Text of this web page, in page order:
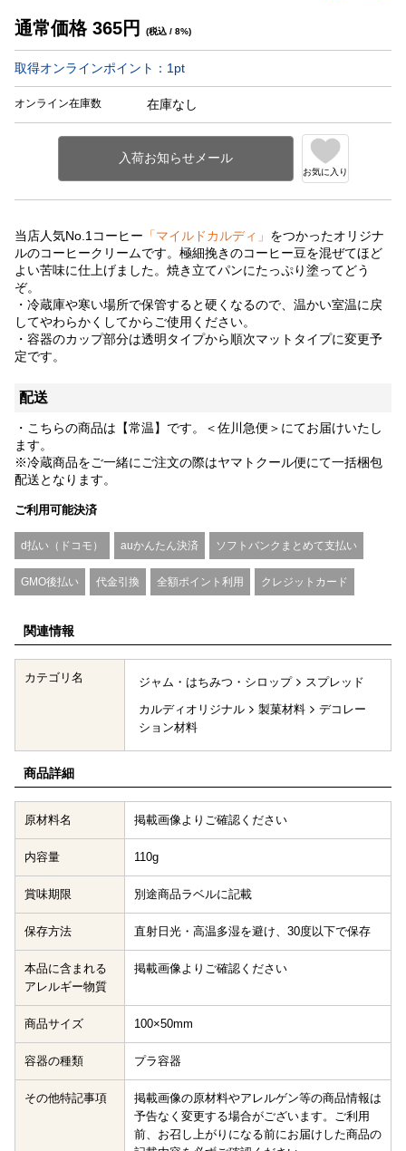
通常価格 365円 (税込 / 8%)
取得オンラインポイント： 1 pt
オンライン在庫数 在庫なし
お気に入り
当店人気No.1コーヒー 「マイルドカルディ」 をつかったオリジナ
ルのコーヒークリームです。極細挽きのコーヒー豆を混ぜてほど
よい苦味に仕上げました。焼き立てパンにたっぷり塗ってどう
ぞ。
・冷蔵庫や寒い場所で保管すると硬くなるので、温かい室温に戻
してやわらかくしてからご使用ください。
・容器のカップ部分は透明タイプから順次マットタイプに変更予
定です。
配送
・こちらの商品は【常温】です。＜佐川急便＞にてお届けいたし
ます。
※冷蔵商品をご一緒にご注文の際はヤマトクール便にて一括梱包
配送となります。
ご利用可能決済
d払い（ドコモ） auかんたん決済 ソフトバンクまとめて支払い
GMO後払い 代金引換 全額ポイント利用 クレジットカード
関連情報
カテゴリ名 ジャム・はちみつ・シロップ
スプレッド
カルディオリジナル
製菓材料
デコレー
ション材料
商品詳細
原材料名 掲載画像よりご確認ください
内容量 110g
賞味期限 別途商品ラベルに記載
保存方法 直射日光・高温多湿を避け、30度以下で保存
本品に含まれる
アレルギー物質
掲載画像よりご確認ください
商品サイズ 100×50mm
容器の種類 プラ容器
その他特記事項
掲載画像の原材料やアレルゲン等の商品情報は
予告なく変更する場合がございます。ご利用
前、お召し上がりになる前にお届けした商品の